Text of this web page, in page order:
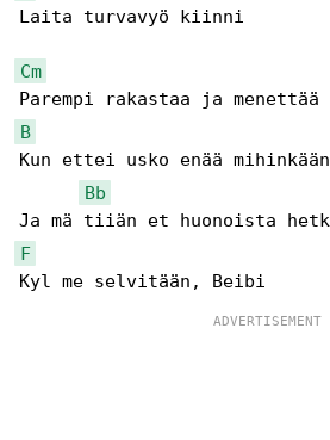
Laita turvavyö kiinni
Cm
B
Kun ettei usko enää mihinkään
Bb
F